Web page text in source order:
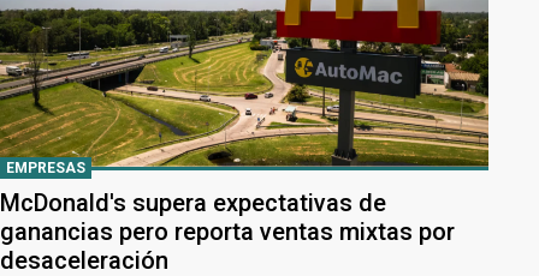
EMPRESAS
McDonald's supera expectativas de
ganancias pero reporta ventas mixtas por
desaceleración